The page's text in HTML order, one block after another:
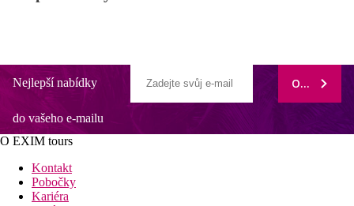
Nejlepší nabídky
do vašeho e-mailu
ODEBÍRAT
O EXIM tours
Kontakt
Pobočky
Kariéra